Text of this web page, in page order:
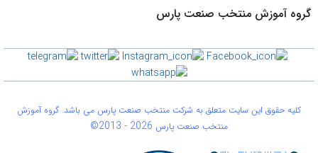
گروه آموزش منتخب صنعت پارس
کلیه حقوق این سایت متعلق به شرکت منتخب صنعت پارس می باشد. گروه آموزش
منتخب صنعت پارس
©2013 -2026